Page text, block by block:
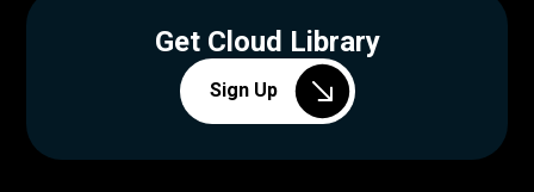
Get Cloud Library
Sign Up